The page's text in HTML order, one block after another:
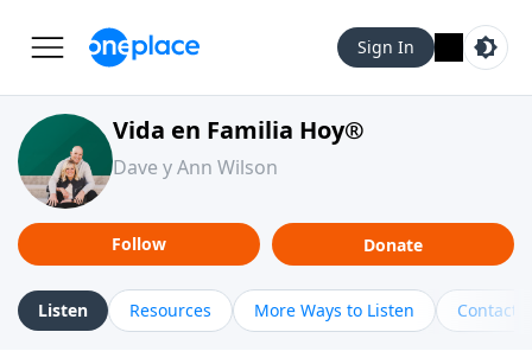
Sign In
Vida en Familia Hoy®
Dave y Ann Wilson
Follow Donate
Listen Resources More Ways to Listen Contact